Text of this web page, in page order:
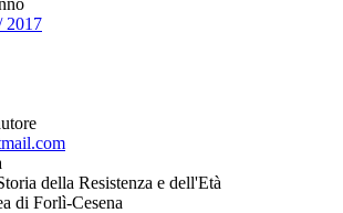
2017
della Resistenza e dell'Età
di Forlì-Cesena